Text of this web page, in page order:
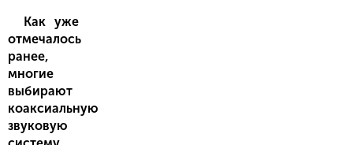
Как уже
отмечалось
ранее,
многие
выбирают
коаксиальную
звуковую